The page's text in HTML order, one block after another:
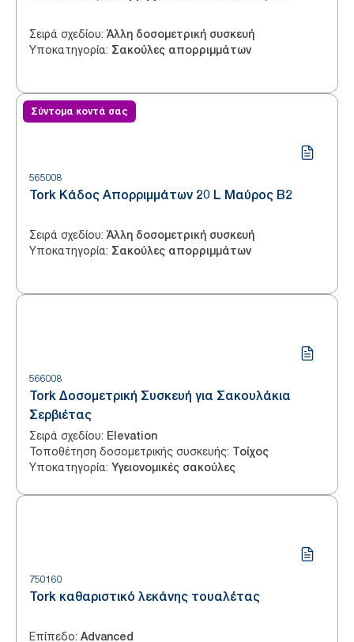
Σειρά σχεδίου: Άλλη δοσομετρική συσκευή
Υποκατηγορία: Σακούλες απορριμμάτων
Σύντομα κοντά σας
565008
Tork Κάδος Απορριμμάτων 20 L Μαύρος B2
Σειρά σχεδίου: Άλλη δοσομετρική συσκευή
Υποκατηγορία: Σακούλες απορριμμάτων
566008
Tork Δοσομετρική Συσκευή για Σακουλάκια
Σερβιέτας
Σειρά σχεδίου: Elevation
Τοποθέτηση δοσομετρικής συσκευής: Τοίχος
Υποκατηγορία: Υγειονομικές σακούλες
750160
Tork καθαριστικό λεκάνης τουαλέτας
Επίπεδο: Advanced